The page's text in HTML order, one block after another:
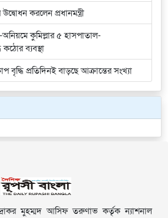
করলেন প্রধানমন্ত্রী
কুমিল্লার ৫ হাসপাতাল-
কঠোর ব্যবস্থা
বৃদ্ধি প্রতিদিনই বাড়ছে আক্রান্তের সংখ্যা
মুহম্মদ আসিফ তরুণাভ কর্তৃক ন্যাশনাল